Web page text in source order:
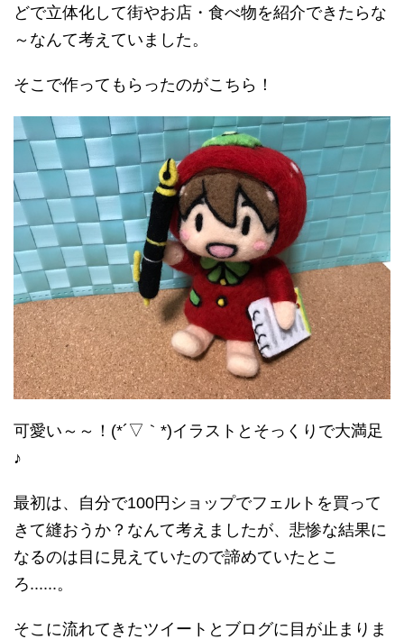
どで立体化して街やお店・食べ物を紹介できたらな
～なんて考えていました。
そこで作ってもらったのがこちら！
可愛い～～！(*´▽｀*)イラストとそっくりで大満足
♪
最初は、自分で100円ショップでフェルトを買って
きて縫おうか？なんて考えましたが、悲惨な結果に
なるのは目に見えていたので諦めていたとこ
ろ......。
そこに流れてきたツイートとブログに目が止まりま